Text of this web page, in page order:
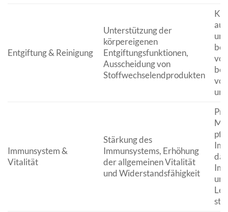
Entgiftung & Reinigung
Unterstützung der
körpereigenen
Entgiftungsfunktionen,
Ausscheidung von
Stoffwechselendprodukten
Immunsystem &
Vitalität
Stärkung des
Immunsystems, Erhöhung
der allgemeinen Vitalität
und Widerstandsfähigkeit